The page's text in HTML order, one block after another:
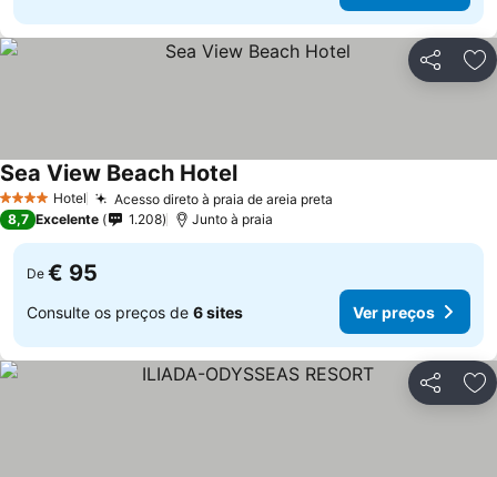
Partilhar
4 EstrelasHotel Acesso direto à praia de areia preta
Sea View Beach Hotel
8,7 Excelente 1.208 Junto à praia
De € 95
Consulte os preços de 6 sites Ver preços
Partilhar